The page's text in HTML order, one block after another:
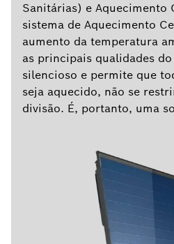
Sanitárias) e Aquecimento
sistema de Aquecimento
aumento da temperatura
as principais qualidades
silencioso e permite que
seja aquecido, não se
divisão. É, portanto, uma